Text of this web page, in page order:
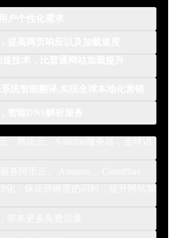
支持二次开发和定制化开发，能
可以根据客户需求进行灵活配置
发展和需求变化。
时间，特别是在移动 Web 端查
网页加速器， 是一套应用于移动
保存
：助力海内外客户营销畅游全